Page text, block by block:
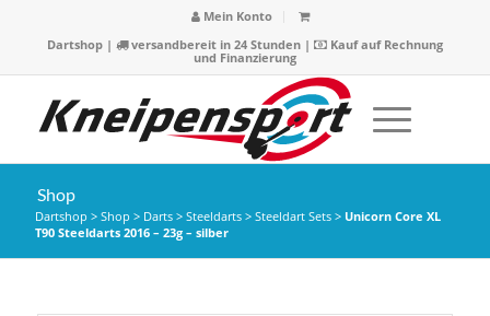
Mein Konto
Dartshop| versandbereit in 24 Stunden |
Kauf auf Rechnung
und Finanzierung
Shop
Dartshop > Shop > Darts> Steeldarts> Steeldart Sets> Unicorn Core XL
T90 Steeldarts 2016 – 23g – silber